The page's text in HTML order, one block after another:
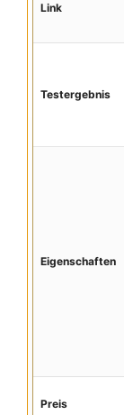
Link
Testergebnis
Eigenschaften
Preis